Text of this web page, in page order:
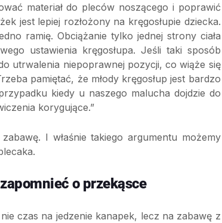
materiał do pleców noszącego i poprawić
jest lepiej rozłożony na kręgosłupie dziecka.
ramię. Obciążanie tylko jednej strony ciała
ustawienia kręgosłupa. Jeśli taki sposób
utrwalenia niepoprawnej pozycji, co wiąże się
pamiętać, że młody kręgosłup jest bardzo
kiedy u naszego malucha dojdzie do
korygujące.”
I właśnie takiego argumentu możemy
o przekąsce
czas na jedzenie kanapek, lecz na zabawę z